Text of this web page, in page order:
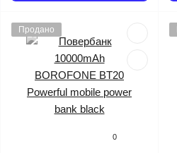
Продано
0